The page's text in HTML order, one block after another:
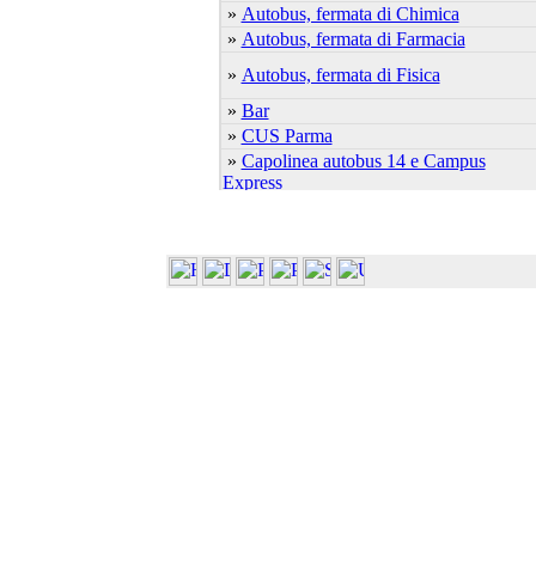
» Autobus, fermata di Chimica
» Autobus, fermata di Farmacia
» Autobus, fermata di Fisica
» Bar
» CUS Parma
» Capolinea autobus 14 e Campus
Express
»Centro Linguistico
»Centro S.Elisabetta